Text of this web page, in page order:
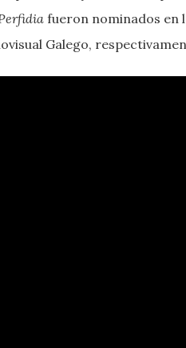
fueron nominados en
Galego,